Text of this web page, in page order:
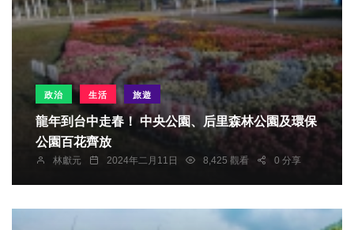
政治 生活 旅遊
龍年到台中走春！ 中央公園、后里森林公園及環保
公園百花齊放
林獻元 2024年二月11日 8,425 觀看 0 分享